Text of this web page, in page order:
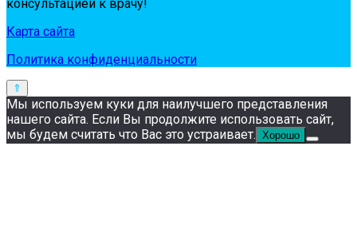
кoнсультaциeй к вpaчу!
Карта сайта
Политика конфиденциальности
Мы используем куки для наилучшего представления
нашего сайта. Если Вы продолжите использовать сайт,
мы будем считать что Вас это устраивает. Хорошо